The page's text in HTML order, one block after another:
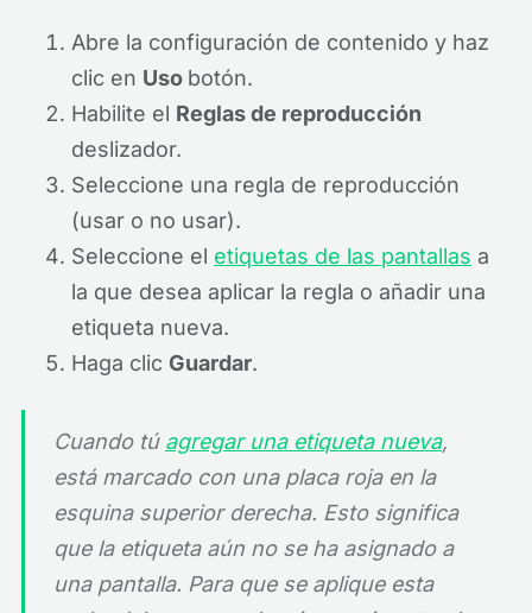
Abre la configuración de contenido y haz
clic en Uso botón.
Habilite el Reglas de reproducción
deslizador.
Seleccione una regla de reproducción
(usar o no usar).
Seleccione el etiquetas de las pantallas a
la que desea aplicar la regla o añadir una
etiqueta nueva.
Haga clic Guardar.
Cuando tú agregar una etiqueta nueva,
está marcado con una placa roja en la
esquina superior derecha. Esto significa
que la etiqueta aún no se ha asignado a
una pantalla. Para que se aplique esta